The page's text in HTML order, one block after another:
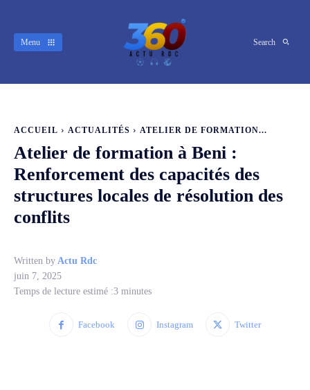
Menu Search
ACCUEIL ACTUALITÉS ATELIER DE FORMATION...
Atelier de formation à Beni :
Renforcement des capacités des
structures locales de résolution des
conflits
Written by Actu Rdc
juin 7, 2025
Temps de lecture estimé :3 minutes
Facebook Instagram Twitter